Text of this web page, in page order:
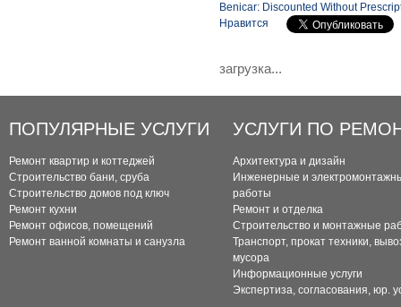
Benicar: Discounted Without
Нравится
загрузка...
ПОПУЛЯРНЫЕ УСЛУГИ
Ремонт квартир и коттеджей
Строительство бани, сруба
Строительство домов под ключ
Ремонт кухни
Ремонт офисов, помещений
Ремонт ванной комнаты и санузла
УСЛУГИ ПО
Архитектура и дизайн
Инженерные и
работы
Ремонт и отделка
Строительство и монтажные
Транспорт, прокат техники,
мусора
Информационные услуги
Экспертиза, согласования, юр.